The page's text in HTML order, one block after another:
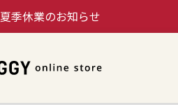
夏季休業のお知らせ